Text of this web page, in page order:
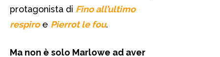
protagonista di Fino all’ultimo
respiroe Pierrot le fou.
Ma non è solo Marlowe ad aver